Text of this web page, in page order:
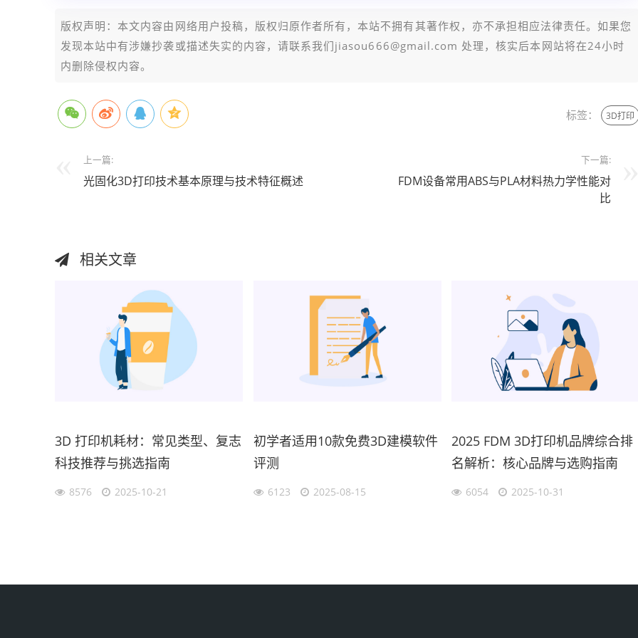
版权声明：本文内容由网络用户投稿，版权归原作者所有，本站不拥有其著作权，亦不承担相应法律责任。如果您
发现本站中有涉嫌抄袭或描述失实的内容，请联系我们jiasou666@gmail.com 处理，核实后本网站将在24小时
内删除侵权内容。
标签： 3D打印
上一篇:
光固化3D打印技术基本原理与技术特征概述
下一篇:
FDM设备常用ABS与PLA材料热力学性能对
比
相关文章
3D 打印机耗材：常见类型、复志
科技推荐与挑选指南
8576 2025-10-21
初学者适用10款免费3D建模软件
评测
6123 2025-08-15
2025 FDM 3D打印机品牌综合排
名解析：核心品牌与选购指南
6054 2025-10-31